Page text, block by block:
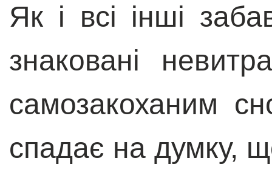
Як і всі інші
знаковані
самозакоханим
спадає на думку,